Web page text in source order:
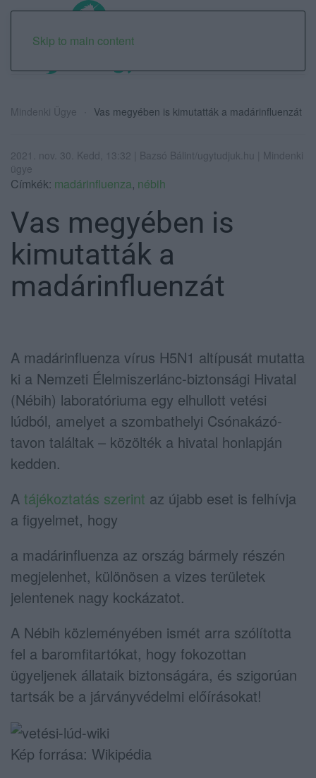
Skip to main content
Mindenki Ügye Vas megyében is kimutatták a madárinfluenzát
2021. nov. 30. Kedd, 13:32 | Bazsó Bálint/ugytudjuk.hu | Mindenki
ügye
Címkék: madárinfluenza, nébih
Vas megyében is
kimutatták a
madárinfluenzát
A madárinfluenza vírus H5N1 altípusát mutatta
ki a Nemzeti Élelmiszerlánc-biztonsági Hivatal
(Nébih) laboratóriuma egy elhullott vetési
lúdból, amelyet a szombathelyi Csónakázó-
tavon találtak – közölték a hivatal honlapján
kedden.
A tájékoztatás szerint az újabb eset is felhívja
a figyelmet, hogy
a madárinfluenza az ország bármely részén
megjelenhet, különösen a vizes területek
jelentenek nagy kockázatot.
A Nébih közleményében ismét arra szólította
fel a baromfitartókat, hogy fokozottan
ügyeljenek állataik biztonságára, és szigorúan
tartsák be a járványvédelmi előírásokat!
Kép forrása: Wikipédia